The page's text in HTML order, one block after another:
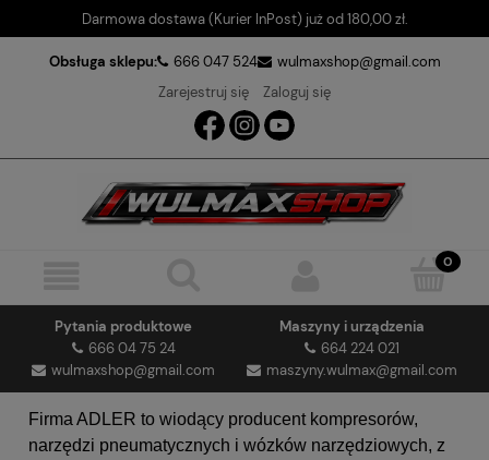
Darmowa dostawa (Kurier InPost) już od 180,00 zł.
Obsługa sklepu: 666 047 524
wulmaxshop@gmail.com
Zarejestruj się
Zaloguj się
Pytania produktowe
666 04 75 24
wulmaxshop@gmail.com
Maszyny i urządzenia
664 224 021
maszyny.wulmax@gmail.com
Firma ADLER to wiodący producent kompresorów,
narzędzi pneumatycznych i wózków narzędziowych, z